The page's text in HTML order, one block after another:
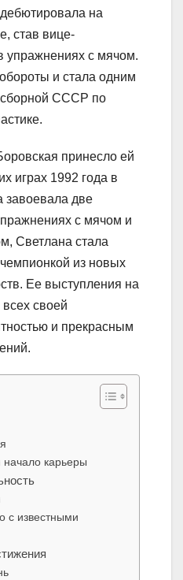
на
став вице-
упражнениях с мячом.
и стала одним
сборной СССР по
принесло ей
играх 1992 года в
завоевала две
с мячом и
Светлана стала
из новых
Ее выступления на
своей
и прекрасным
карьеры
с известными